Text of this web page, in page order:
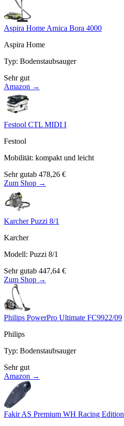
Aspira Home Arnica Bora 4000
Aspira Home
Typ: Bodenstaubsauger
Sehr gut
Amazon →
Festool CTL MIDI I
Festool
Mobilität: kompakt und leicht
Sehr gutab 478,26 €
Zum Shop →
Karcher Puzzi 8/1
Karcher
Modell: Puzzi 8/1
Sehr gutab 447,64 €
Zum Shop →
Philips PowerPro Ultimate FC9922/09
Philips
Typ: Bodenstaubsauger
Sehr gut
Amazon →
Fakir AS Premium WH Racing Edition